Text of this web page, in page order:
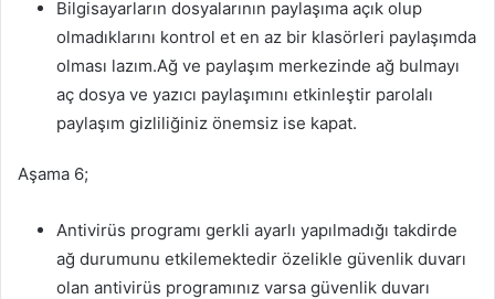
Bilgisayarların dosyalarının paylaşıma açık olup
olmadıklarını kontrol et en az bir klasörleri paylaşımda
olması lazım.Ağ ve paylaşım merkezinde ağ bulmayı
aç dosya ve yazıcı paylaşımını etkinleştir parolalı
paylaşım gizliliğiniz önemsiz ise kapat.
Aşama 6;
Antivirüs programı gerkli ayarlı yapılmadığı takdirde
ağ durumunu etkilemektedir özelikle güvenlik duvarı
olan antivirüs programınız varsa güvenlik duvarı